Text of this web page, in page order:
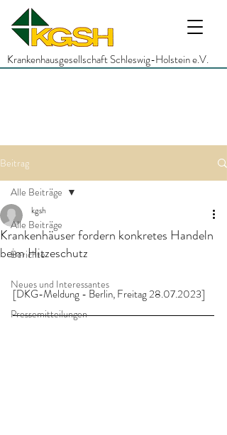
Krankenhausgesellschaft Schleswig-Holstein e.V.
Beitrag
Alle Beiträge
Berichte
Neues und Interessantes
Pressemitteilungen
Alle Beiträge
Krankenhäuser fordern konkretes Handeln
beim Hitzeschutz
kgsh
[DKG-Meldung - Berlin, Freitag 28.07.2023]